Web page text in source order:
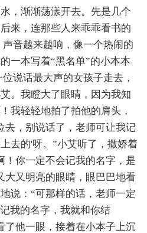
，渐渐荡漾开去。先是几个
来，连那些人来乖乖看书的
音越来越响，像一个热闹的
一本写着“黑名单”的小本本
说话最大声的女孩子走去，
。我瞪大了眼睛，因为我知
我轻轻地拍了拍他的肩头，
去，别说话了，老师可让我记
去的'呀。”小艾听了，撒娇着
！你一定不会记我的名字，是
大又明亮的眼睛，眼巴巴地看
说：“可那样的话，老师一定
我的名字，我就和你结
了他一眼，接着在小本子上沉